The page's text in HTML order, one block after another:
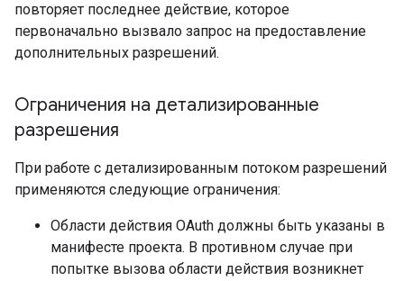
повторяет последнее действие, которое
первоначально вызвало запрос на предоставление
дополнительных разрешений.
Ограничения на детализированные
разрешения
При работе с детализированным потоком разрешений
применяются следующие ограничения:
Области действия OAuth должны быть указаны в
манифесте проекта. В противном случае при
попытке вызова области действия возникнет